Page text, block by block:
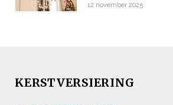
12 november 2025
KERSTVERSIERING